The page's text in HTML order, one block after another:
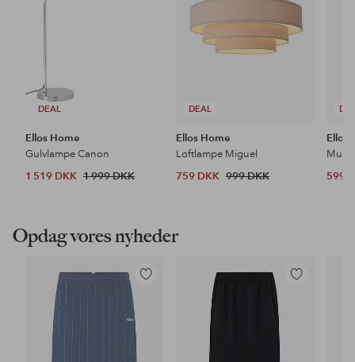
DEAL
Ellos Home
Gulvlampe Canon
1 519 DKK 1 999 DKK
DEAL
Ellos Home
Loftlampe Miguel
759 DKK 999 DKK
Ellos
599
Opdag vores nyheder
Tilføj
favoritter
Tilføj